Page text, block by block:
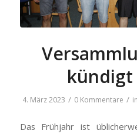
kündigt
4. März 2023 / 0 Kommentare /
Das Frühjahr ist